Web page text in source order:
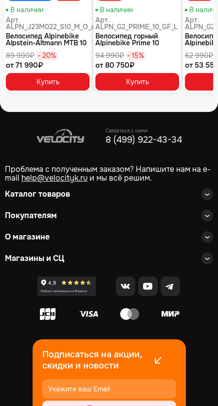
В наличии
Арт.
ALPN_J23M022_S10_M_O_air
Велосипед Alpinebike
Alpstein-Altmann MTB 10
89 990₽ - 20%
от 71 990₽
Купить
В наличии
Арт.
ALPN_G2_PRIME_10_GF_L
Велосипед горный
Alpinebike Prime 10
94 990₽ - 15%
от 80 750₽
Купить
В
Арт.
62 990₽
от 53
Связаться с нами
8 (499) 922-43-34
Проблема с полученным заказом? Напишите нам на e-
mail help@velocityk.ru и мы всё решим.
Каталог товаров
Покупателям
О магазине
Магазины и СЦ
Подписаться на акции,
скидки и новости